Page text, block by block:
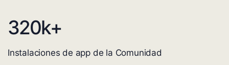
320k+
Instalaciones de app de la Comunidad